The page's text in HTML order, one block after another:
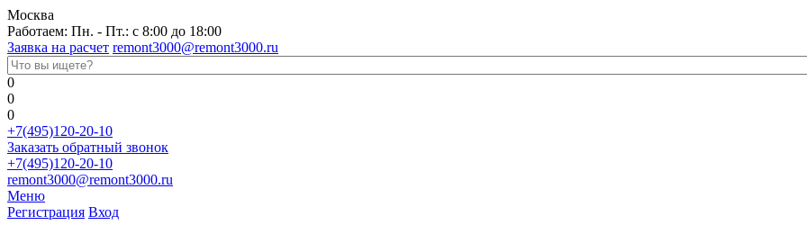
Москва
Работаем: Пн. - Пт.: с 8:00 до 18:00
Заявка на расчет remont3000@remont3000.ru
0
0
0
+7(495)120-20-10
Заказать обратный звонок
+7(495)120-20-10
remont3000@remont3000.ru
Меню
Регистрация Вход